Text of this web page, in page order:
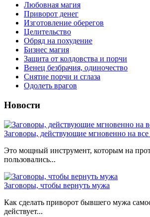
Любовная магия
Приворот денег
Изготовление оберегов
Целительство
Обряд на похудение
Бизнес магия
Защита от колдовства и порчи
Венец безбрачия, одиночество
Снятие порчи и сглаза
Одолеть врагов
Новости
Заговоры, действующие мгновенно на
Это мощный инструмент, которым на
пользовались...
Заговоры, чтобы вернуть мужа
Как сделать приворот бывшего мужа
действует...